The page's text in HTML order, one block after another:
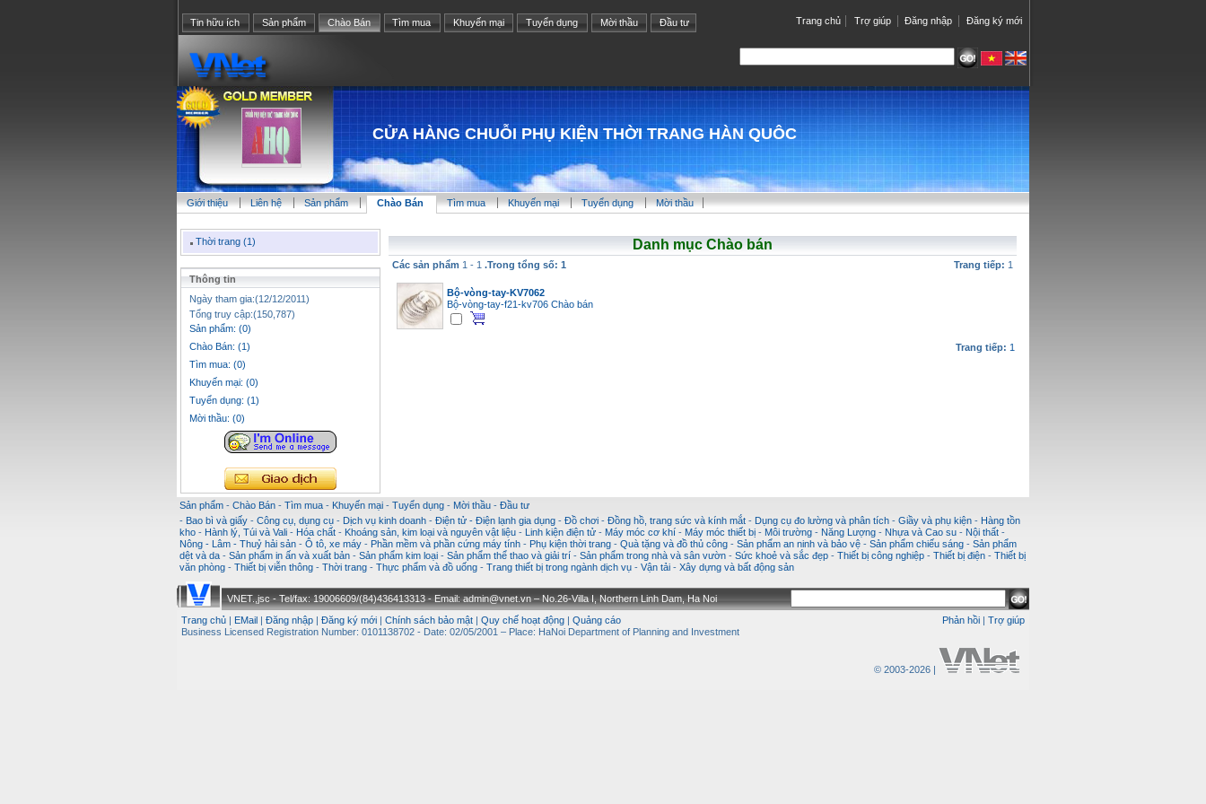
Trang chủ Trợ giúp Đăng nhập Đăng ký mới
Tin hữu ích Sản phẩm Chào Bán Tìm mua Khuyến mại Tuyển dụng Mời thầu Đầu tư
CỬA HÀNG CHUỖI PHỤ KIỆN THỜI TRANG HÀN QUÔC
Giới thiệu Liên hệ Sản phẩm Chào Bán Tìm mua Khuyến mại Tuyển dụng Mời thầu
Thời trang (1)
Thông tin
Ngày tham gia:(12/12/2011)
Tổng truy cập:(150,787)
Sản phẩm: (0)
Chào Bán: (1)
Tìm mua: (0)
Khuyến mại: (0)
Tuyển dụng: (1)
Mời thầu: (0)
Danh mục Chào bán
Các sản phẩm 1 - 1 .Trong tổng số: 1 Trang tiếp: 1
Bộ-vòng-tay-KV7062
Bộ-vòng-tay-f21-kv706 Chào bán
Trang tiếp: 1
Sản phẩm - Chào Bán - Tìm mua - Khuyến mại - Tuyển dụng - Mời thầu - Đầu tư
- Bao bì và giấy - Công cụ, dụng cụ - Dịch vụ kinh doanh - Điện tử - Điện lạnh gia dụng - Đồ chơi - Đồng hồ, trang sức và kính mắt - Dụng cụ đo lường và phân tích - Giầy và phụ kiện - Hàng tồn
kho - Hành lý, Túi và Vali - Hóa chất - Khoáng sản, kim loại và nguyên vật liệu - Linh kiện điện tử - Máy móc cơ khí - Máy móc thiết bị - Môi trường - Năng Lượng - Nhựa và Cao su - Nội thất -
Nông - Lâm - Thuỷ hải sản - Ô tô, xe máy - Phần mềm và phần cứng máy tính - Phụ kiện thời trang - Quà tặng và đồ thủ công - Sản phẩm an ninh và bảo vệ - Sản phẩm chiếu sáng - Sản phẩm
dệt và da - Sản phẩm in ấn và xuất bản - Sản phẩm kim loại - Sản phẩm thể thao và giải trí - Sản phẩm trong nhà và sân vườn - Sức khoẻ và sắc đẹp - Thiết bị công nghiệp - Thiết bị điện - Thiết bị
văn phòng - Thiết bị viễn thông - Thời trang - Thực phẩm và đồ uống - Trang thiết bị trong ngành dịch vụ - Vận tải - Xây dựng và bất động sản
VNET.,jsc - Tel/fax: 19006609/(84)436413313 - Email: admin@vnet.vn – No.26-Villa I, Northern Linh Dam, Ha Noi
Trang chủ
EMail Đăng nhập Đăng ký mới Chính sách bảo mật Quy chế hoạt động Quảng cáo Phản hồi
Trợ giúp
Business Licensed Registration Number: 0101138702 - Date: 02/05/2001 – Place: HaNoi Department of Planning and Investment
© 2003-2026 |